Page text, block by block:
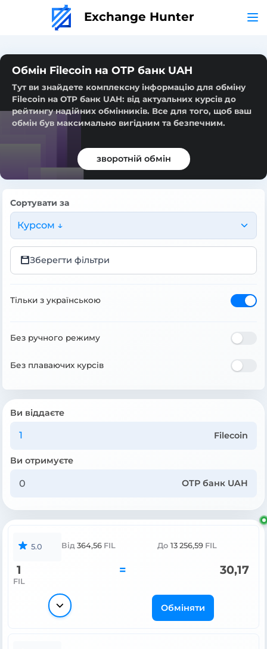
Exchange Hunter
Обмін Filecoin на OTP банк UAH
Тут ви знайдете комплексну інформацію для обміну
Filecoin на OTP банк UAH: від актуальних курсів до
рейтингу надійних обмінників. Все для того, щоб ваш
обмін був максимально вигідним та безпечним.
зворотній обмін
Сортувати за
Курсом ↓
Зберегти фільтри
Тільки з українською
Без ручного режиму
Без плаваючих курсів
Ви віддаєте
Filecoin
Ви отримуєте
OTP банк UAH
5.0 Від 364,56 FIL До 13 256,59 FIL
1
FIL
= 30,17
Обміняти